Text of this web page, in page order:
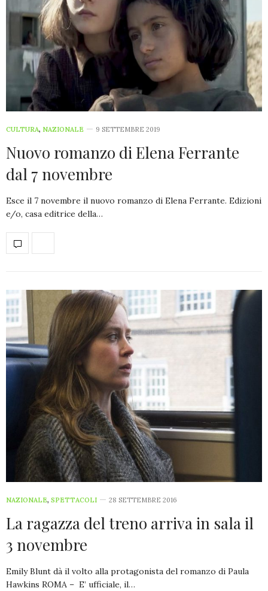
CULTURA, NAZIONALE 9 SETTEMBRE 2019
Nuovo romanzo di Elena Ferrante
dal 7 novembre
Esce il 7 novembre il nuovo romanzo di Elena Ferrante. Edizioni
e/o, casa editrice della…
NAZIONALE, SPETTACOLI 28 SETTEMBRE 2016
La ragazza del treno arriva in sala il
3 novembre
Emily Blunt dà il volto alla protagonista del romanzo di Paula
Hawkins ROMA – E’ ufficiale, il…